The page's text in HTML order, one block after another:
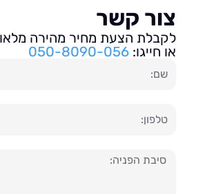
קשר
הצעת מחיר מהירה מלאו את
חייגו:050-8090-056